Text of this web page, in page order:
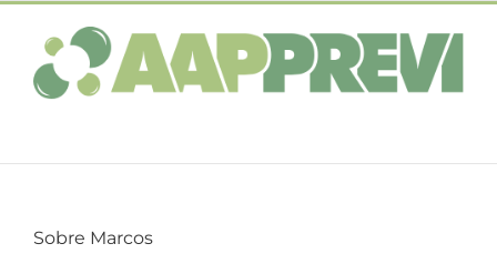
conteúdo
Sobre Marcos